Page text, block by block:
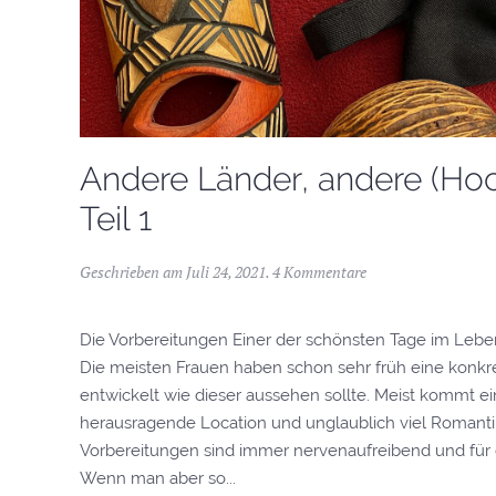
Andere Länder, andere
Teil 1
Geschrieben am Juli 24, 2021. 4 Kommentare
Die Vorbereitungen Einer der schönsten Tage im
Die meisten Frauen haben schon sehr früh eine
entwickelt wie dieser aussehen sollte. Meist kommt
herausragende Location und unglaublich viel
Vorbereitungen sind immer nervenaufreibend und für
Wenn man aber so...